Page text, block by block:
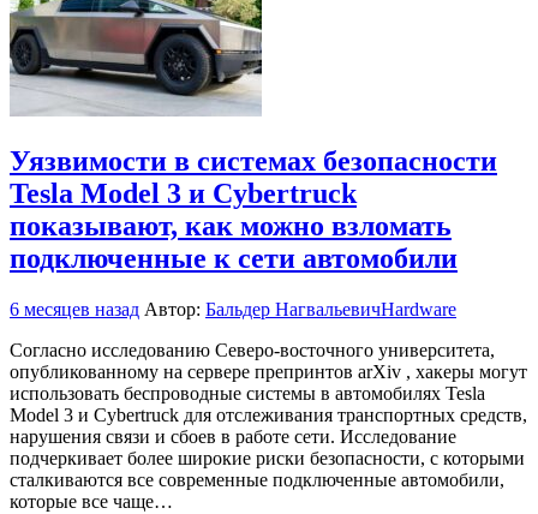
Уязвимости в системах безопасности
Tesla Model 3 и Cybertruck
показывают, как можно взломать
подключенные к сети автомобили
6 месяцев назад Автор: Бальдер НагвальевичHardware
Согласно исследованию Северо-восточного университета,
опубликованному на сервере препринтов arXiv , хакеры могут
использовать беспроводные системы в автомобилях Tesla
Model 3 и Cybertruck для отслеживания транспортных средств,
нарушения связи и сбоев в работе сети. Исследование
подчеркивает более широкие риски безопасности, с которыми
сталкиваются все современные подключенные автомобили,
которые все чаще…